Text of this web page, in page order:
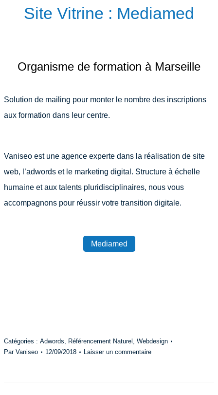
Site Vitrine : Mediamed
Organisme de formation à Marseille
Solution de mailing pour monter le nombre des inscriptions
aux formation dans leur centre.
Vaniseo est une agence experte dans la réalisation de site
web, l’adwords et le marketing digital. Structure à échelle
humaine et aux talents pluridisciplinaires, nous vous
accompagnons pour réussir votre transition digitale.
Mediamed
Catégories : Adwords Référencement Naturel
Webdesign
Par Vaniseo 12/09/2018 Laisser un commentaire